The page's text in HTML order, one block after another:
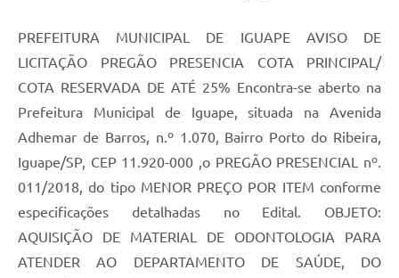
PREFEITURA MUNICIPAL DE IGUAPE AVISO DE
LICITAÇÃO PREGÃO PRESENCIA COTA PRINCIPAL/
COTA RESERVADA DE ATÉ 25% Encontra-se aberto na
Prefeitura Municipal de Iguape, situada na Avenida
Adhemar de Barros, n.º 1.070, Bairro Porto do Ribeira,
Iguape/SP, CEP 11.920-000 ,o PREGÃO PRESENCIAL nº.
011/2018, do tipo MENOR PREÇO POR ITEM conforme
especificações detalhadas no Edital. OBJETO:
AQUISIÇÃO DE MATERIAL DE ODONTOLOGIA PARA
ATENDER AO DEPARTAMENTO DE SAÚDE, DO